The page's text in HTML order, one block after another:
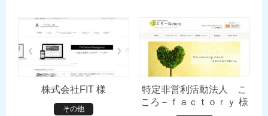
株式会社FIT 様
その他
特定非営利活動法人 こ
ころ－ｆａｃｔｏｒｙ 様